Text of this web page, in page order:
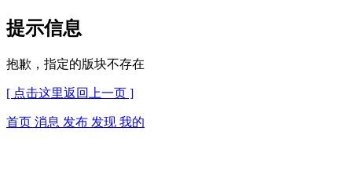
提示信息
抱歉，指定的版块不存在
[ 点击这里返回上一页 ]
首页 消息 发布 发现 我的